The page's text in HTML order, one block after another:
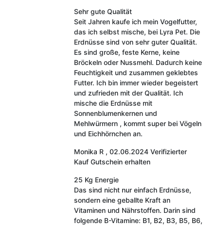
Sehr gute Qualität
Seit Jahren kaufe ich mein Vogelfutter,
das ich selbst mische, bei Lyra Pet. Die
Erdnüsse sind von sehr guter Qualität.
Es sind große, feste Kerne, keine
Bröckeln oder Nussmehl. Dadurch keine
Feuchtigkeit und zusammen geklebtes
Futter. Ich bin immer wieder begeistert
und zufrieden mit der Qualität. Ich
mische die Erdnüsse mit
Sonnenblumenkernen und
Mehlwürmern , kommt super bei Vögeln
und Eichhörnchen an.
Monika R , 02.06.2024 Verifizierter
Kauf Gutschein erhalten
25 Kg Energie
Das sind nicht nur einfach Erdnüsse,
sondern eine geballte Kraft an
Vitaminen und Nährstoffen. Darin sind
folgende B-Vitamine: B1, B2, B3, B5, B6,